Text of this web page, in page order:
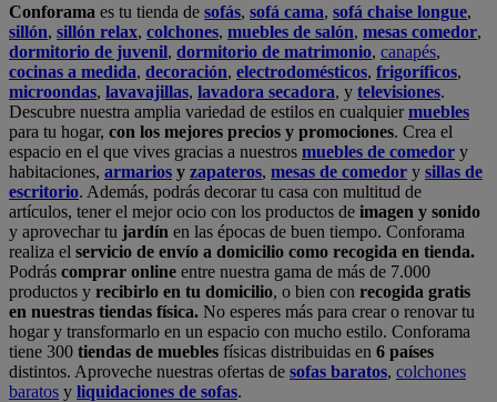
Conforama es tu tienda de sofás, sofá cama, sofá chaise longue,
sillón, sillón relax, colchones, muebles de salón, mesas comedor,
dormitorio de juvenil, dormitorio de matrimonio, canapés,
cocinas a medida, decoración, electrodomésticos, frigoríficos,
microondas, lavavajillas, lavadora secadora, y televisiones.
Descubre nuestra amplia variedad de estilos en cualquiermuebles
para tu hogar, con los mejores precios y promociones. Crea el
espacio en el que vives gracias a nuestros muebles de comedor y
habitaciones, armarios y zapateros, mesas de comedor y sillas de
escritorio. Además, podrás decorar tu casa con multitud de
artículos, tener el mejor ocio con los productos de imagen y sonido
y aprovechar tu jardín en las épocas de buen tiempo. Conforama
realiza el servicio de envío a domicilio como recogida en tienda.
Podrás comprar online entre nuestra gama de más de 7.000
productos y recibirlo en tu domicilio, o bien con recogida gratis
en nuestras tiendas física. No esperes más para crear o renovar tu
hogar y transformarlo en un espacio con mucho estilo. Conforama
tiene 300 tiendas de muebles físicas distribuidas en 6 países
distintos. Aproveche nuestras ofertas de sofas baratos, colchones
baratos y liquidaciones de sofas.